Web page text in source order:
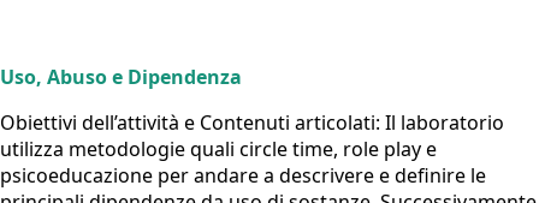
Uso, Abuso e Dipendenza
Obiettivi dell’attività e Contenuti articolati: Il laboratorio
utilizza metodologie quali circle time, role play e
psicoeducazione per andare a descrivere e definire le